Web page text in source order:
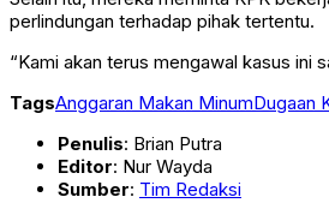
perlindungan terhadap pihak tertentu.
“Kami akan terus mengawal kasus ini
TagsAnggaran Makan MinumDugaan
Penulis: Brian Putra
Editor: Nur Wayda
Sumber: Tim Redaksi